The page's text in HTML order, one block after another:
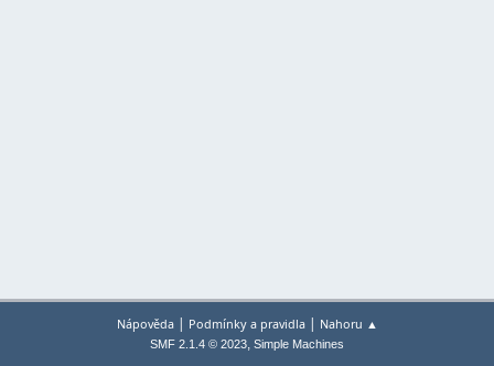
Nápověda| Podmínky a pravidla| Nahoru ▲
SMF 2.1.4 © 2023, Simple Machines